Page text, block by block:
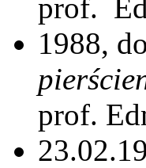
prof.
1988,
prof.